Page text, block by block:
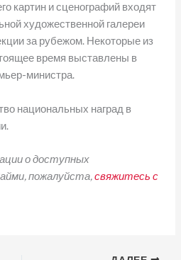
картин и сценографий входят
художественной галереи
за рубежом. Некоторые из
время выставлены в
министра.
национальных наград в
о доступных
пожалуйста,свяжитесь с